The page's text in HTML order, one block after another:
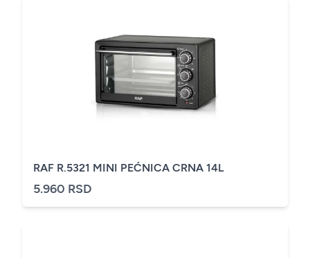
RAF R.5321 MINI PEĆNICA CRNA 14L
5.960 RSD